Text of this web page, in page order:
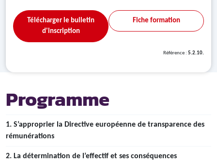
Télécharger le bulletin
d'inscription
Fiche formation
Référence : 5.2.10.
Programme
1. S’approprier la Directive européenne de transparence des
rémunérations
2. La détermination de l’effectif et ses conséquences